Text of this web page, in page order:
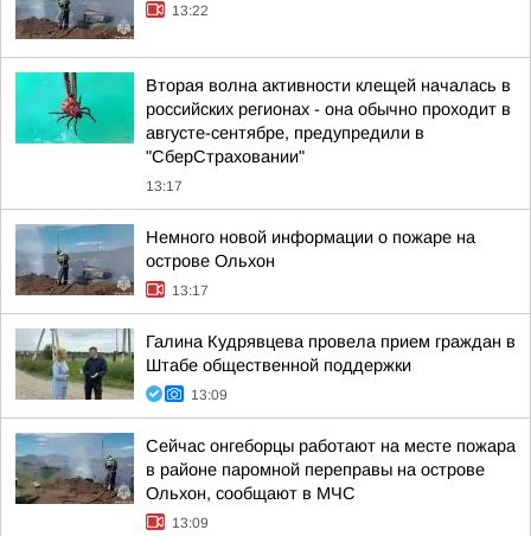
13:22
Вторая волна активности клещей началась в
российских регионах - она обычно проходит в
августе-сентябре, предупредили в
"СберСтраховании"
13:17
Немного новой информации о пожаре на
острове Ольхон
13:17
Галина Кудрявцева провела прием граждан в
Штабе общественной поддержки
13:09
Сейчас онгеборцы работают на месте пожара
в районе паромной переправы на острове
Ольхон, сообщают в МЧС
13:09